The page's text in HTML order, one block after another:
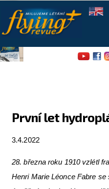
První let
3.4.2022
28. března roku 1910 vzlétl
Henri Marie Léonce Fabre